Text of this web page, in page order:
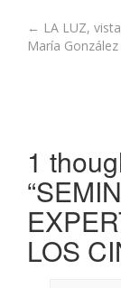
Post
← LA LUZ,
María González
1
“
LOS